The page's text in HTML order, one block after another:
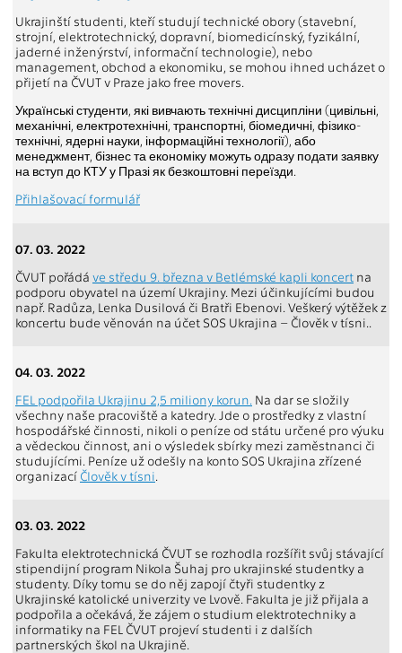
Ukrajinští studenti, kteří studují technické obory (stavební,
strojní, elektrotechnický, dopravní, biomedicínský, fyzikální,
jaderné inženýrství, informační technologie), nebo
management, obchod a ekonomiku, se mohou ihned ucházet o
přijetí na ČVUT v Praze jako free movers.
Українські студенти, які вивчають технічні дисципліни (цивільні,
механічні, електротехнічні, транспортні, біомедичні, фізико-
технічні, ядерні науки, інформаційні технології), або
менеджмент, бізнес та економіку можуть одразу подати заявку
на вступ до КТУ у Празі як безкоштовні переїзди.
Přihlašovací formulář
07. 03. 2022
ČVUT pořádá ve středu 9. března v Betlémské kapli koncert na
podporu obyvatel na území Ukrajiny. Mezi účinkujícími budou
např. Radůza, Lenka Dusilová či Bratři Ebenovi. Veškerý výtěžek z
koncertu bude věnován na účet SOS Ukrajina – Člověk v tísni..
04. 03. 2022
FEL podpořila Ukrajinu 2,5 miliony korun. Na dar se složily
všechny naše pracoviště a katedry. Jde o prostředky z vlastní
hospodářské činnosti, nikoli o peníze od státu určené pro výuku
a vědeckou činnost, ani o výsledek sbírky mezi zaměstnanci či
studujícími. Peníze už odešly na konto SOS Ukrajina zřízené
organizací Člověk v tísni.
03. 03. 2022
Fakulta elektrotechnická ČVUT se rozhodla rozšířit svůj stávající
stipendijní program Nikola Šuhaj pro ukrajinské studentky a
studenty. Díky tomu se do něj zapojí čtyři studentky z
Ukrajinské katolické univerzity ve Lvově. Fakulta je již přijala a
podpořila a očekává, že zájem o studium elektrotechniky a
informatiky na FEL ČVUT projeví studenti i z dalších
partnerských škol na Ukrajině.